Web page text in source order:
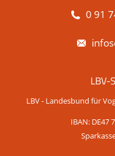
0 91
LBV-
LBV - Landesbund für
IBAN: DE47